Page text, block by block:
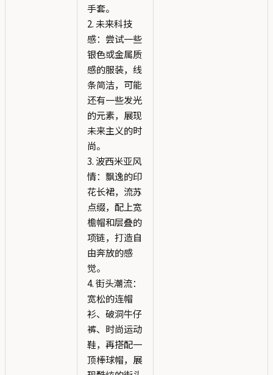
手套。
2. 未来科技
感：尝试一些
银色或金属质
感的服装，线
条简洁，可能
还有一些发光
的元素，展现
未来主义的时
尚。
3. 波西米亚风
情：飘逸的印
花长裙，流苏
点缀，配上宽
檐帽和层叠的
项链，打造自
由奔放的感
觉。
4. 街头潮流：
宽松的连帽
衫、破洞牛仔
裤、时尚运动
鞋，再搭配一
顶棒球帽，展